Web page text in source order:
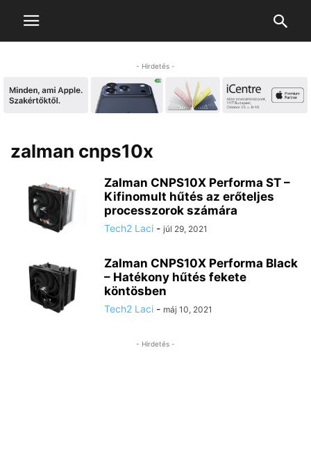
- Hirdetés -
zalman cnps10x
Zalman CNPS10X Performa ST –
Kifinomult hűtés az erőteljes
processzorok számára
Tech2 Laci - júl 29, 2021
Zalman CNPS10X Performa Black
– Hatékony hűtés fekete
köntösben
Tech2 Laci - máj 10, 2021
- Hirdetés -